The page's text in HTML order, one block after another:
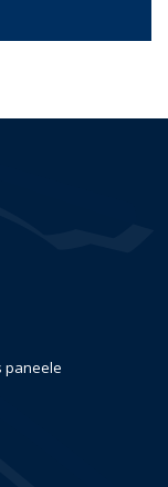
paneele